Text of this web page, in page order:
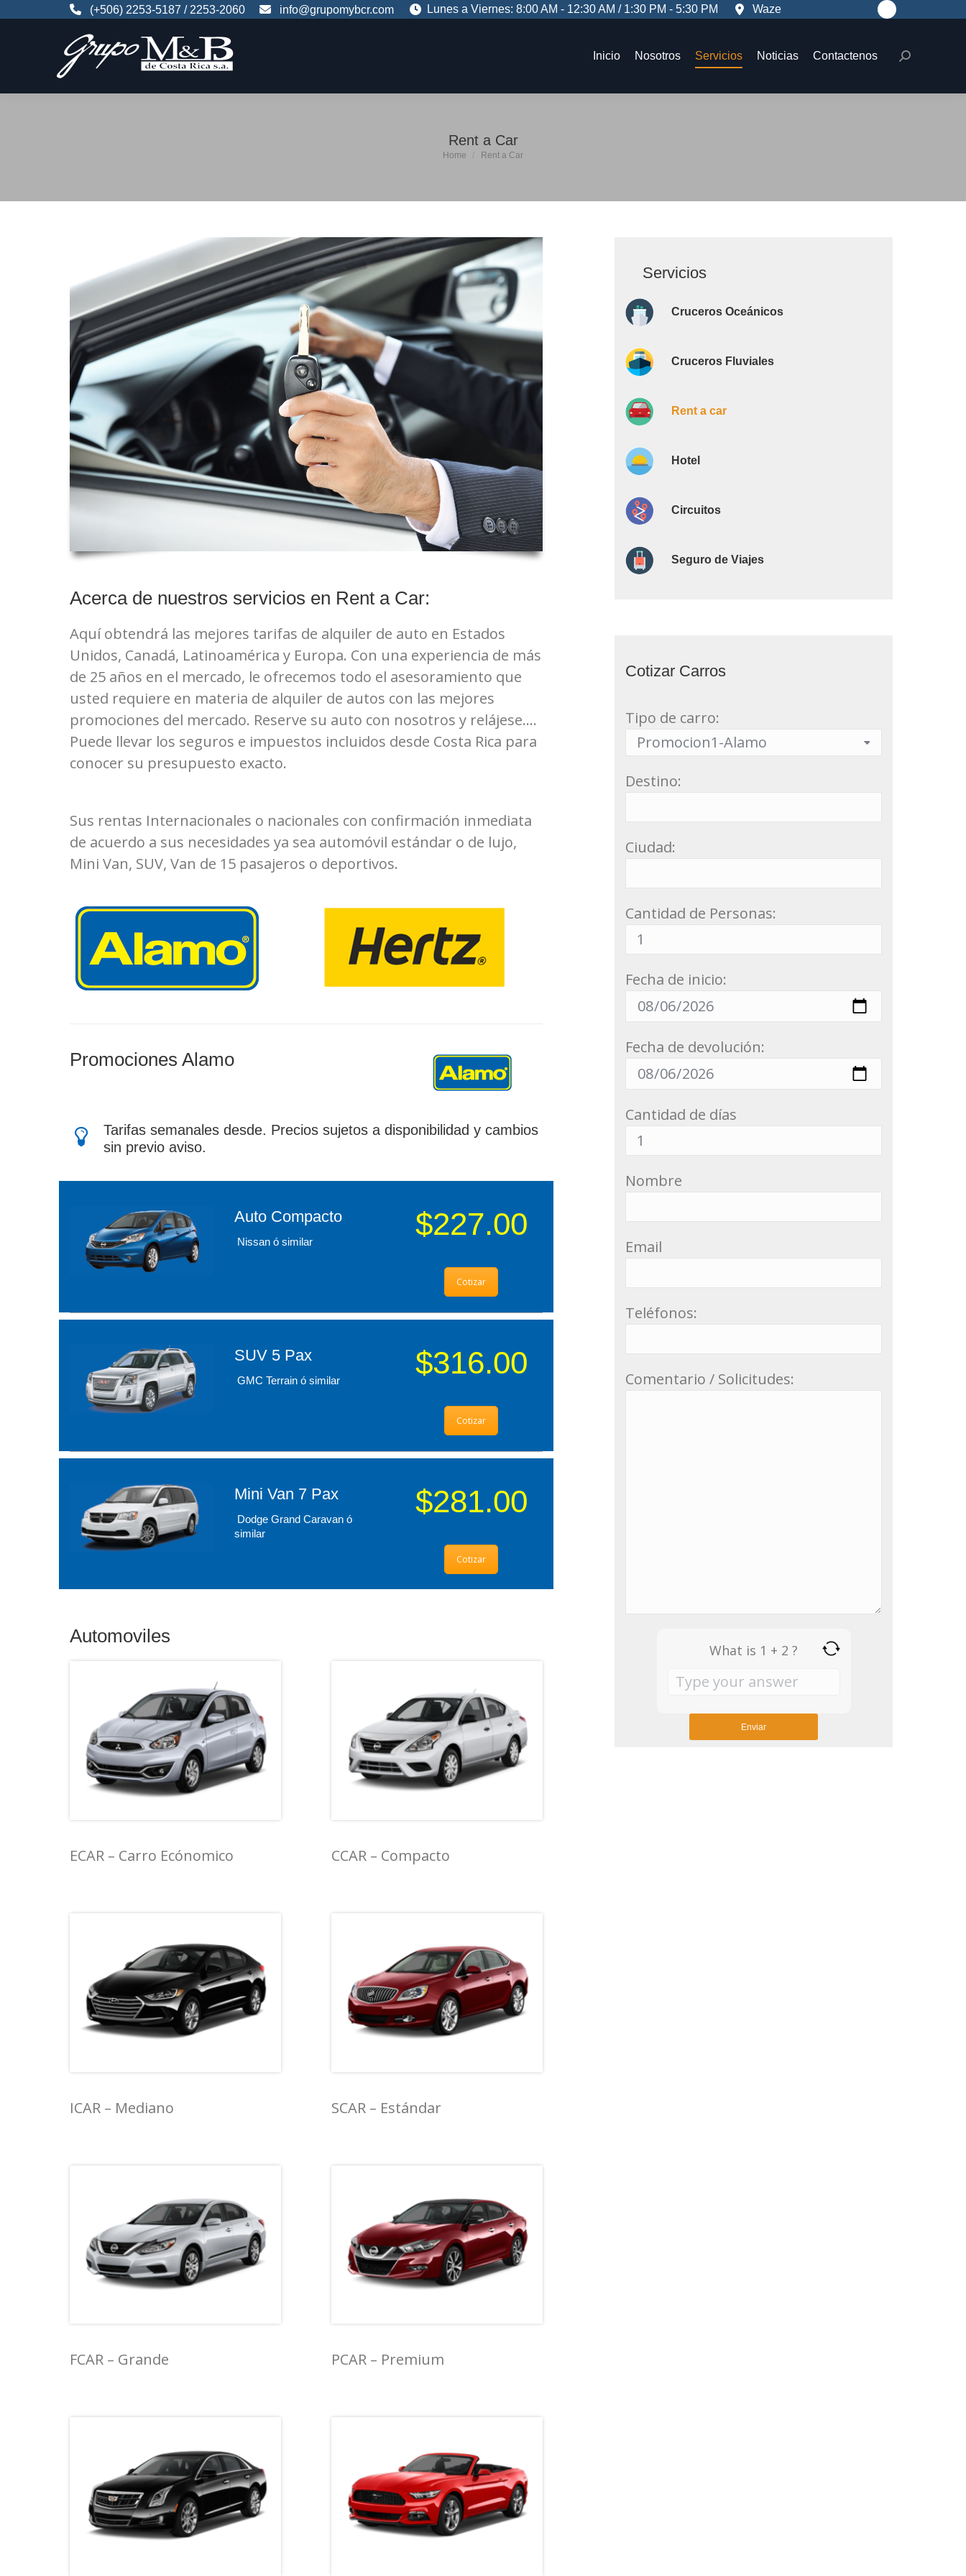
(+506) 2253-5187 / 2253-2060 info@grupomybcr.com Lunes a Viernes: 8:00 AM - 12:30 AM / 1:30 PM - 5:30 PM Waze
Facebook
opens
new
Inicio Nosotros Servicios Noticias Contactenos Search:
Rent a Car
You are here:
Home Rent a Car
Acerca de nuestros servicios en Rent a Car:
Aquí obtendrá las mejores tarifas de alquiler de auto en Estados
Unidos, Canadá, Latinoamérica y Europa. Con una experiencia de más
de 25 años en el mercado, le ofrecemos todo el asesoramiento que
usted requiere en materia de alquiler de autos con las mejores
promociones del mercado. Reserve su auto con nosotros y relájese….
Puede llevar los seguros e impuestos incluidos desde Costa Rica para
conocer su presupuesto exacto.
Sus rentas Internacionales o nacionales con confirmación inmediata
de acuerdo a sus necesidades ya sea automóvil estándar o de lujo,
Mini Van, SUV, Van de 15 pasajeros o deportivos.
Promociones Alamo
Tarifas semanales desde. Precios sujetos a disponibilidad y cambios
sin previo aviso.
Auto Compacto
Nissan ó similar
$227.00
Cotizar
SUV 5 Pax
GMC Terrain ó similar
$316.00
Cotizar
Mini Van 7 Pax
Dodge Grand Caravan ó
similar
$281.00
Cotizar
Automoviles
ECAR – Carro Ecónomico CCAR – Compacto
ICAR – Mediano SCAR – Estándar
FCAR – Grande PCAR – Premium
Servicios
Cruceros Oceánicos
Cruceros Fluviales
Rent a car
Hotel
Circuitos
Seguro de Viajes
Cotizar Carros
Tipo de carro:
Destino:
Ciudad:
Cantidad de Personas:
Fecha de inicio:
Fecha de devolución:
Cantidad de días
Nombre
Email
Teléfonos:
Comentario / Solicitudes:
What is 1 + 2 ?
for
1
+
Inicio Nosotros Servicios Noticias Contactenos